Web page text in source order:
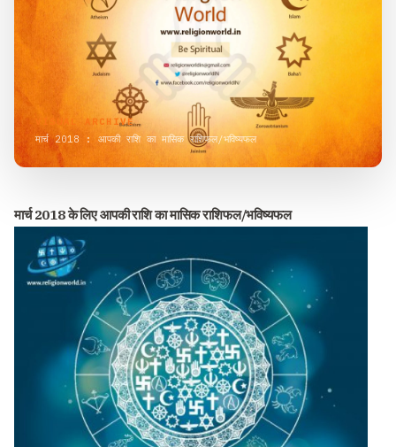
VISUAL ARCHIVE
मार्च 2018 : आपकी राशि का मासिक राशिफल/भविष्यफल
मार्च 2018 के लिए आपकी राशि का मासिक राशिफल/भविष्यफल